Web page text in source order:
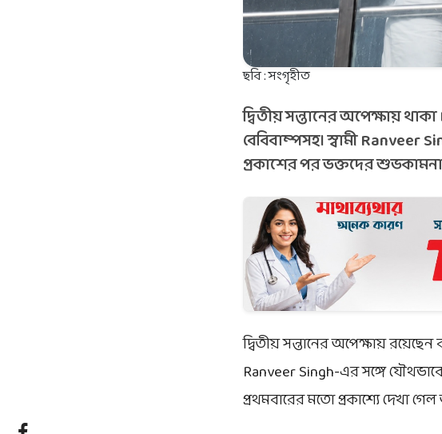
ছবি : সংগৃহীত
দ্বিতীয় সন্তানের অপেক্ষায়
বেবিবাম্পসহ। স্বামী Ranveer
প্রকাশের পর ভক্তদের
দ্বিতীয় সন্তানের অপেক্ষায়
Ranveer Singh-এর সঙ্গে
প্রথমবারের মতো প্রকাশ্যে দেখা